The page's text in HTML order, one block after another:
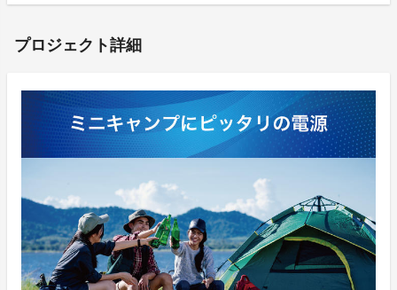
プロジェクト詳細